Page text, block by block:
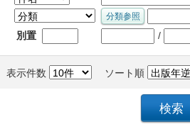
別置 /
表示件数 ソート順